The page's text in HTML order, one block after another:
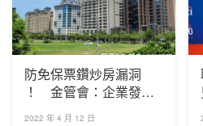
防免保票鑽炒房漏洞
！ 金管會：企業發票
負債比「3倍為限」
2022 年 4 月 12 日